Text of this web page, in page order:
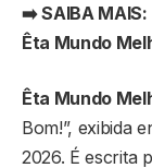
➡️ SAIBA
Êta Mundo
Êta Mundo
Bom!”, exibida
2026. É escrita